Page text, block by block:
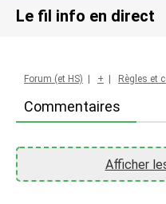
Le fil info en direct
Commentaires
Forum (et HS) + Règles et
Afficher